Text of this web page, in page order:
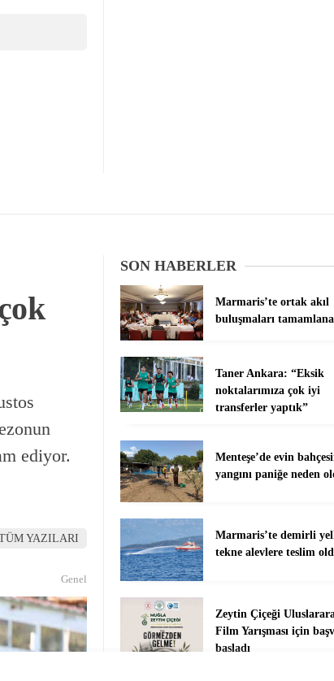
ediyor.
YAZILARI
Genel
SON HABERLER
Marmaris’te ortak akıl
buluşmaları
Taner Ankara: “Eksik
noktalarımıza çok iyi
transferler yaptık”
Menteşe’de evin
yangını paniğe neden
Marmaris’te demirli
tekne alevlere teslim
Zeytin Çiçeği
Film Yarışması için
başladı